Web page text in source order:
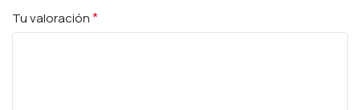
Tu valoración*